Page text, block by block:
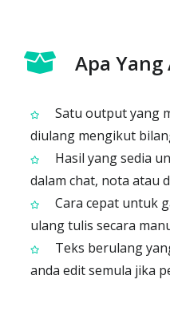
Apa
Satu output yang
diulang mengikut
Hasil yang sedia
dalam chat, nota atau
Cara cepat untuk
ulang tulis secara
Teks berulang
anda edit semula jika